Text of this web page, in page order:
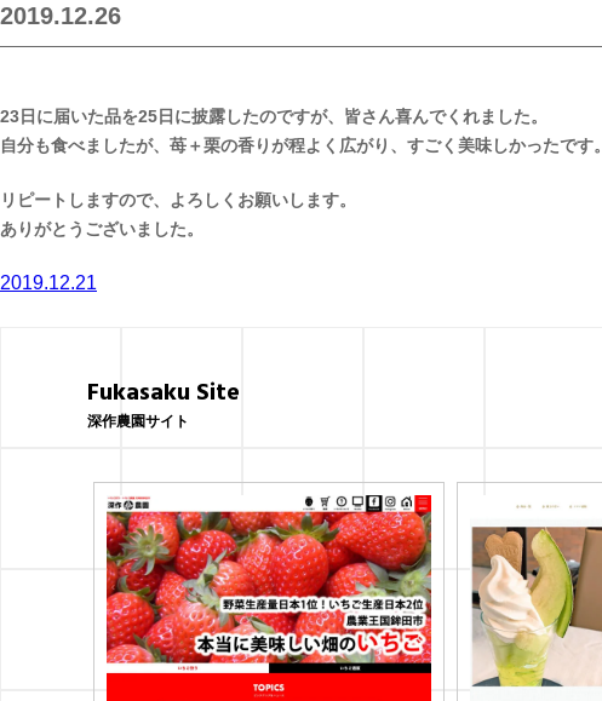
2019.12.26
23日に届いた品を25日に披露したのですが、皆さん喜んでくれました。
自分も食べましたが、苺＋栗の香りが程よく広がり、すごく美味しかったです。
リピートしますので、よろしくお願いします。
ありがとうございました。
投
2019.12.21
Fukasaku Site
深作農園サイト